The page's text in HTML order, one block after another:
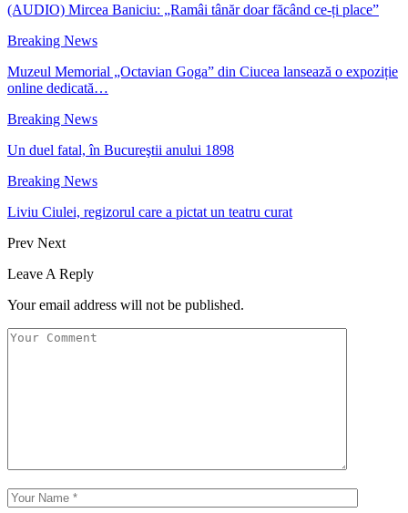
(AUDIO) Mircea Baniciu: „Ramâi tânăr doar făcând ce-ți place”
Breaking News
Muzeul Memorial „Octavian Goga” din Ciucea lansează o expoziție
online dedicată…
Breaking News
Un duel fatal, în Bucureştii anului 1898
Breaking News
Liviu Ciulei, regizorul care a pictat un teatru curat
Prev Next
Leave A Reply
Your email address will not be published.